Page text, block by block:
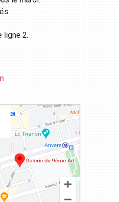
ligne 2.